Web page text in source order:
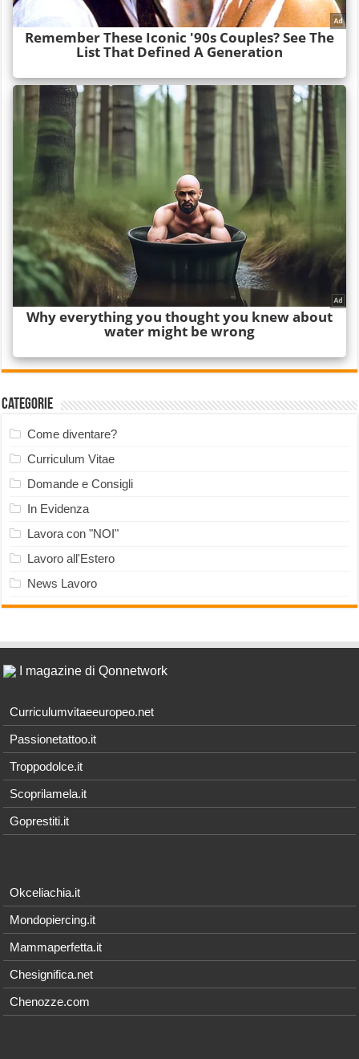
Categorie
Come diventare?
Curriculum Vitae
Domande e Consigli
In Evidenza
Lavora con "NOI"
Lavoro all'Estero
News Lavoro
I magazine di Qonnetwork
Curriculumvitaeeuropeo.net
Passionetattoo.it
Troppodolce.it
Scoprilamela.it
Goprestiti.it
Okceliachia.it
Mondopiercing.it
Mammaperfetta.it
Chesignifica.net
Chenozze.com